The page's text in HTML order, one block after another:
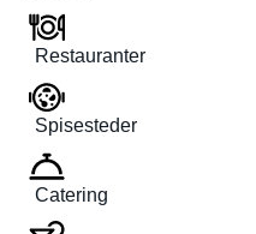
Restauranter
Spisesteder
Catering